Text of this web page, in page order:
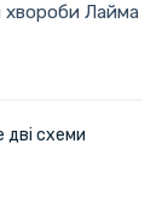
хвороби Лайма
схеми